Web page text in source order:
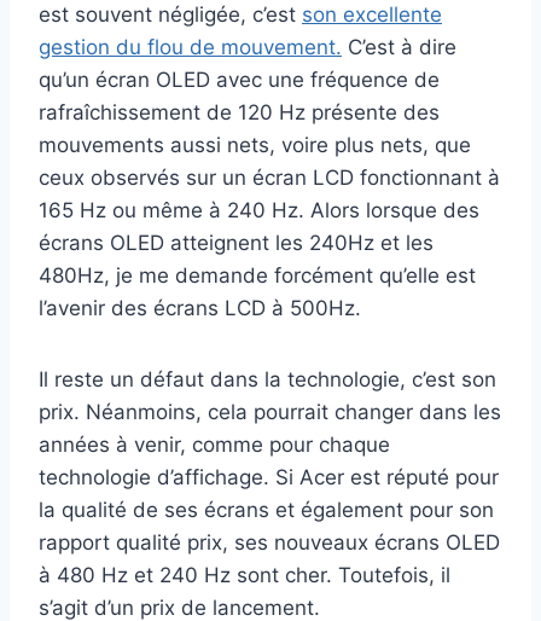
est souvent négligée, c’est son excellente
gestion du flou de mouvement. C’est à dire
qu’un écran OLED avec une fréquence de
rafraîchissement de 120 Hz présente des
mouvements aussi nets, voire plus nets, que
ceux observés sur un écran LCD fonctionnant à
165 Hz ou même à 240 Hz. Alors lorsque des
écrans OLED atteignent les 240Hz et les
480Hz, je me demande forcément qu’elle est
l’avenir des écrans LCD à 500Hz.
Il reste un défaut dans la technologie, c’est son
prix. Néanmoins, cela pourrait changer dans les
années à venir, comme pour chaque
technologie d’affichage. Si Acer est réputé pour
la qualité de ses écrans et également pour son
rapport qualité prix, ses nouveaux écrans OLED
à 480 Hz et 240 Hz sont cher. Toutefois, il
s’agit d’un prix de lancement.